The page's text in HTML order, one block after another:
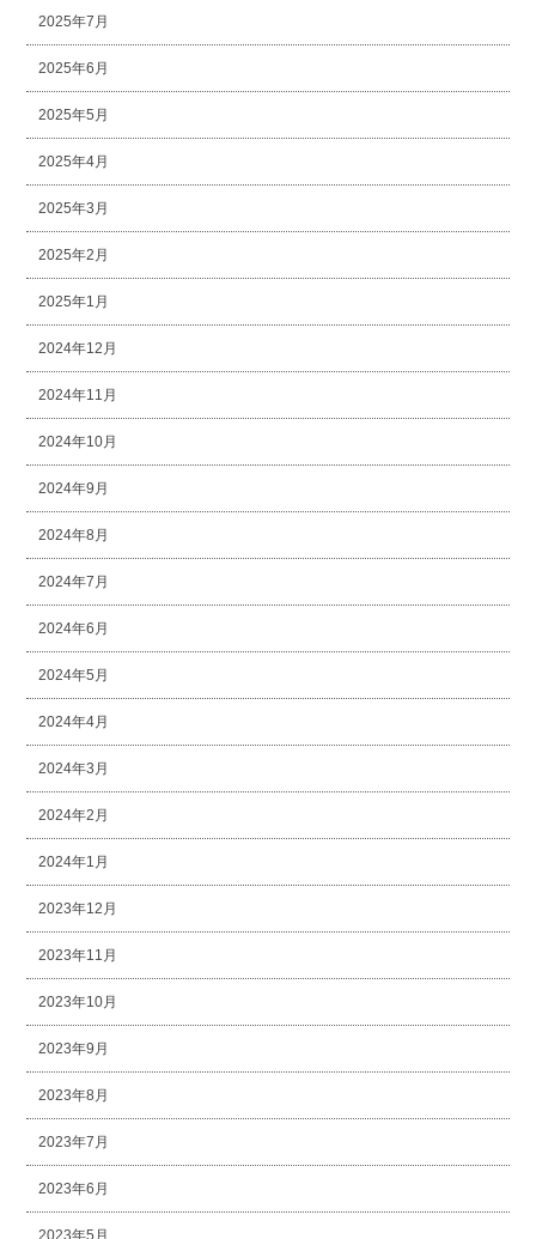
2025年7月
2025年6月
2025年5月
2025年4月
2025年3月
2025年2月
2025年1月
2024年12月
2024年11月
2024年10月
2024年9月
2024年8月
2024年7月
2024年6月
2024年5月
2024年4月
2024年3月
2024年2月
2024年1月
2023年12月
2023年11月
2023年10月
2023年9月
2023年8月
2023年7月
2023年6月
2023年5月